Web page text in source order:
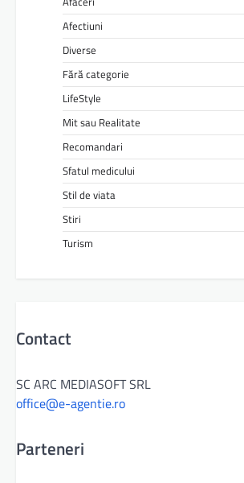
Afectiuni
Diverse
Fără categorie
LifeStyle
Mit sau Realitate
Recomandari
Sfatul medicului
Stil de viata
Stiri
Turism
Contact
SC ARC MEDIASOFT SRL
office@e-agentie.ro
Parteneri